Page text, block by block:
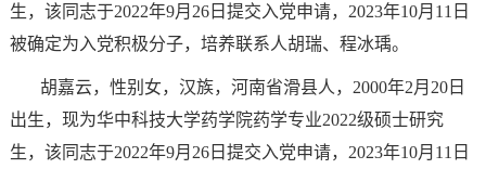
生，该同志于2022年9月 26日提交入党申请， 2023年10月 11 日
被确定为入党积极分子，培养联系人胡瑞、程冰瑀。
胡嘉云，性别女，汉族，河南省滑县人， 2000年2月 20日
出生，现为华中科技大学药学院药学专业2022级硕士研究
生，该同志于2022年9月 26日提交入党申请， 2023年10月 11 日